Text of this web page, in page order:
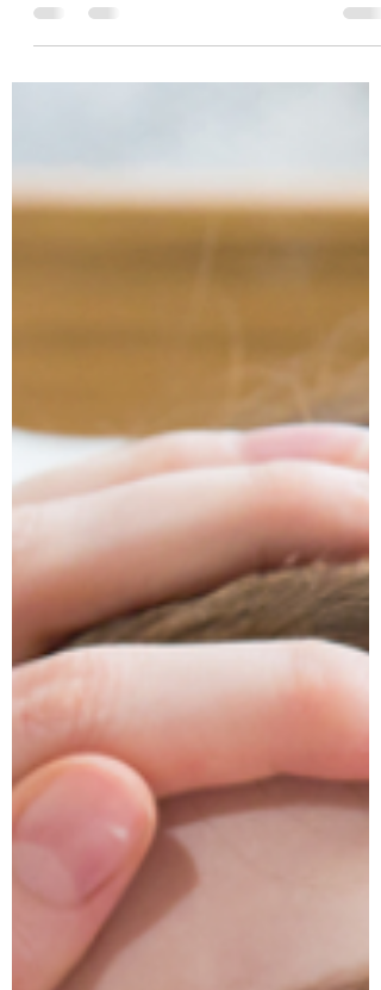
esenciales. La intoxicación ocurre cuando
se ingiere este líquido.